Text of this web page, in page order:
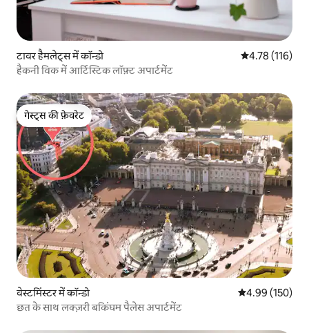
टावर हैमलेट्स में कॉन्डो औसत रेटिंग 5 में से
4.78 (116)
हैकनी विक में आर्टिस्टिक लॉफ़्ट अपार्टमेंट
गेस्ट्स की फ़ेवरेट
गेस्ट्स की फ़ेवरेट
वेस्टमिंस्टर में कॉन्डो औसत रेटिंग 5 में से
4.99 (150)
छत के साथ लक्ज़री बकिंघम पैलेस अपार्टमेंट